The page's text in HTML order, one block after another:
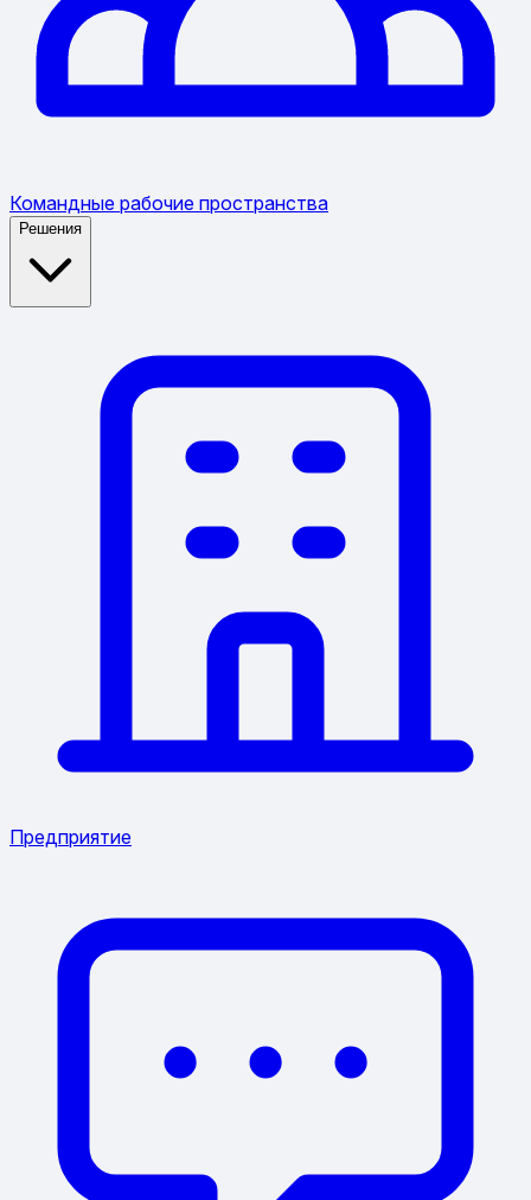
Командные рабочие пространства
Решения
Предприятие